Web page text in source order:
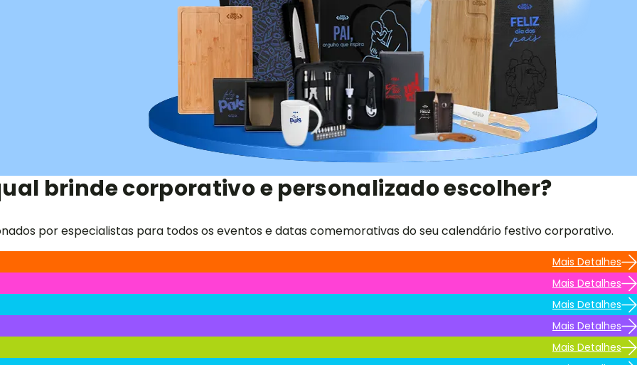
brinde corporativo e personalizado escolher?
por especialistas para todos os eventos e datas comemorativas do seu calendário festivo corporativo.
Mais Detalhes
Mais Detalhes
Mais Detalhes
Mais Detalhes
Mais Detalhes